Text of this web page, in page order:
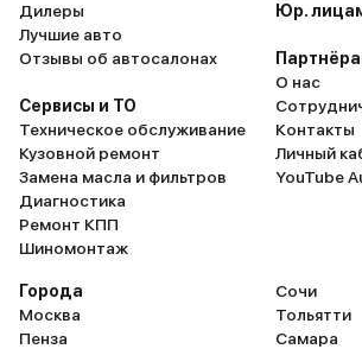
Дилеры
Лучшие авто
Отзывы об автосалонах
Сервисы и ТО
Техническое обслуживание
Кузовной ремонт
Замена масла и фильтров
Диагностика
Ремонт КПП
Шиномонтаж
Юр.
О нас
Контакты
Личный
YouTube
Города
Москва
Пенза
Сочи
Тольятти
Самара